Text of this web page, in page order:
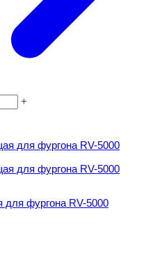
+
фургона RV-5000 0,05*50
фургона RV-5000